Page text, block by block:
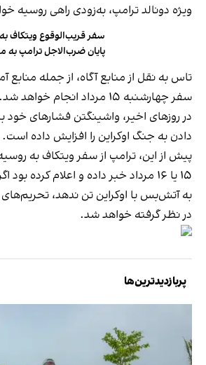
ویژه دونالد ترامپ، به‌زودی راهی روسیه
سفر قریب‌الوقوع ویتکاف
پایان ضرب‌الاجل ترامپ به
تاس به نقل از منابع آگاه، از جمله منابع
سفر چهارشنبه ۱۵ مرداد انجام خواهد شد.
در روزهای اخیر، واشینگتن فشارهای خود
دادن به جنگ اوکراین را افزایش داده است.
پیش از این، ترامپ از سفر ویتکاف به
به آتش‌بس با اوکراین تن ندهد،
در نظر گرفته خواهد شد.
پربازدیدترین‌ها